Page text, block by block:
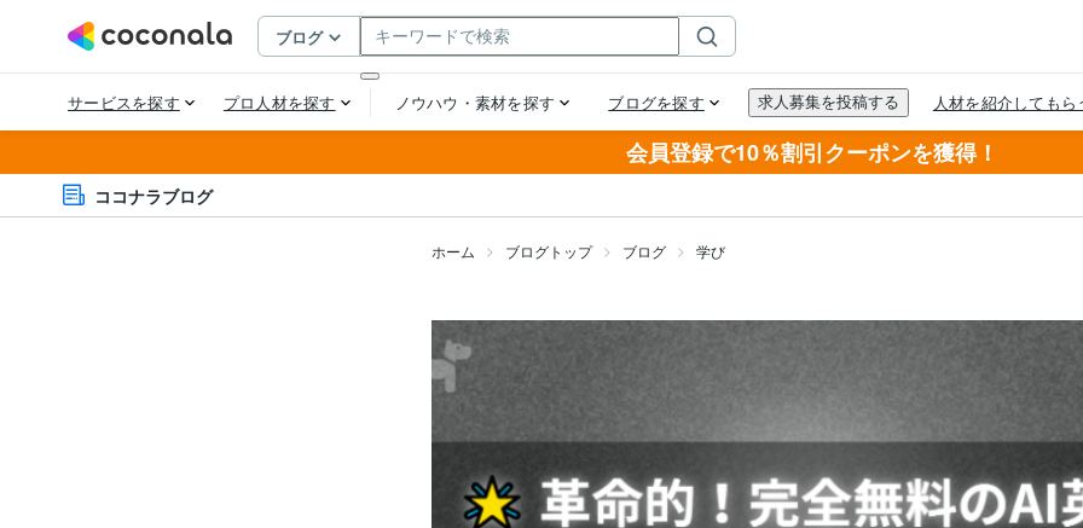
会員登録で10％割引クーポンを獲得！
ココナラブログ
ホーム ブログトップ ブログ 学び